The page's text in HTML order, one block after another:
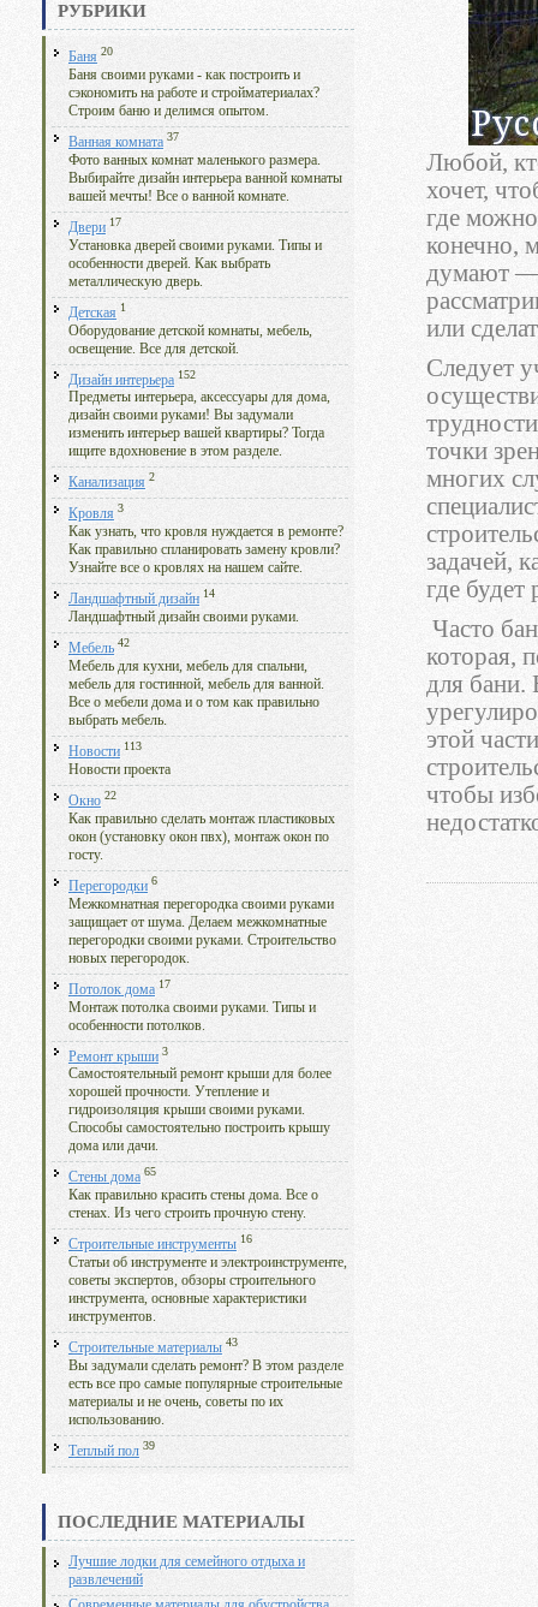
РУБРИКИ
Баня 20
Баня своими руками - как построить и
сэкономить на работе и стройматериалах?
Строим баню и делимся опытом.
Ванная комната 37
Фото ванных комнат маленького размера.
Выбирайте дизайн интерьера ванной комнаты
вашей мечты! Все о ванной комнате.
Двери 17
Установка дверей своими руками. Типы и
особенности дверей. Как выбрать
металлическую дверь.
Детская 1
Оборудование детской комнаты, мебель,
освещение. Все для детской.
Дизайн интерьера 152
Предметы интерьера, аксессуары для дома,
дизайн своими руками! Вы задумали
изменить интерьер вашей квартиры? Тогда
ищите вдохновение в этом разделе.
Канализация 2
Кровля 3
Как узнать, что кровля нуждается в ремонте?
Как правильно спланировать замену кровли?
Узнайте все о кровлях на нашем сайте.
Ландшафтный дизайн 14
Ландшафтный дизайн своими руками.
Мебель 42
Мебель для кухни, мебель для спальни,
мебель для гостинной, мебель для ванной.
Все о мебели дома и о том как правильно
выбрать мебель.
Новости 113
Новости проекта
Окно 22
Как правильно сделать монтаж пластиковых
окон (установку окон пвх), монтаж окон по
госту.
Перегородки 6
Межкомнатная перегородка своими руками
защищает от шума. Делаем межкомнатные
перегородки своими руками. Строительство
новых перегородок.
Потолок дома 17
Монтаж потолка своими руками. Типы и
особенности потолков.
Ремонт крыши 3
Самостоятельный ремонт крыши для более
хорошей прочности. Утепление и
гидроизоляция крыши своими руками.
Способы самостоятельно построить крышу
дома или дачи.
Стены дома 65
Как правильно красить стены дома. Все о
стенах. Из чего строить прочную стену.
Строительные инструменты 16
Статьи об инструменте и электроинструменте,
советы экспертов, обзоры строительного
инструмента, основные характеристики
инструментов.
Строительные материалы 43
Вы задумали сделать ремонт? В этом разделе
есть все про самые популярные строительные
материалы и не очень, советы по их
использованию.
Теплый пол 39
ПОСЛЕДНИЕ МАТЕРИАЛЫ
Лучшие лодки для семейного отдыха и
развлечений
Любой,
хочет,
где
конечно,
думают —
или
Следует
точки
многих
задачей,
где будет
Часто
которая,
для бани.
этой
чтобы